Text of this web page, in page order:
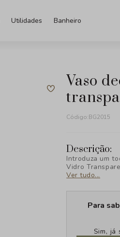
Utilidades Banheiro
vaso decorativo em vidro
Código:BG2015
Descrição:
Introduza um
Vidro
simplicidade
qualquer
Ver tudo...
Para
Sim, já